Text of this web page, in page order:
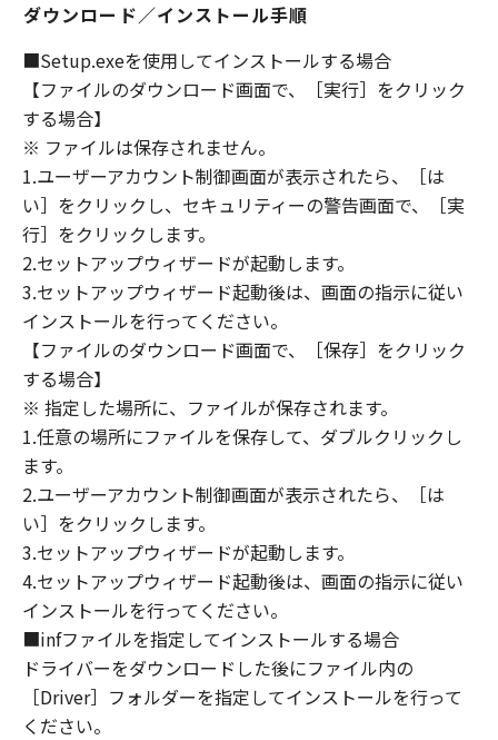
複製物のすべてを廃棄および消去することによ
り、本契約書を終了させることができます。
(3) お客様が本契約書のいずれかの条項に違反
した場合、本契約書は直ちに終了します。
(4) お客様は、上記(3)によって本契約書が終了
した場合、速やかに、「本ソフトウェア」およ
びその複製物のすべてを廃棄または消去するも
のとします。
(5) 上記にかかわらず、本契約書第2条、第4条
から第7条まで、第8条第4項および第10条の規
定は、本契約書の終了後も効力を有します。
９．U.S. GOVERNMENT RESTRICTED RIGHTS
NOTICE
“米国政府エンドユーザー”とは、米国政府の機
関また団体を意味します。もしお客様が米国政
府エンドユーザーである場合、以下の規定が適
用されます：The SOFTWARE is a "commercial
item," as that term is defined at 48 C.F.R.
2.101 (Oct 1995), consisting of "commercial
computer software" and "commercial
computer software documentation," as such
terms are used in 48 C.F.R. 12.212 (Sept 1995).
Consistent with 48 C.F.R. 12.212 and 48 C.F.R.
227.7202-1 through 227.7202-4 (June 1995),
all U.S. Government End Users shall acquire
the SOFTWARE with only those rights set
forth herein. The manufacturer is Canon
ダウンロード／インストール手順
■Setup.exeを使用してインストールする場合
【ファイルのダウンロード画面で、［実行］をクリック
する場合】
※ ファイルは保存されません。
1.ユーザーアカウント制御画面が表示されたら、［は
い］をクリックし、セキュリティーの警告画面で、［実
行］をクリックします。
2.セットアップウィザードが起動します。
3.セットアップウィザード起動後は、画面の指示に従い
インストールを行ってください。
【ファイルのダウンロード画面で、［保存］をクリック
する場合】
※ 指定した場所に、ファイルが保存されます。
1.任意の場所にファイルを保存して、ダブルクリックし
ます。
2.ユーザーアカウント制御画面が表示されたら、［は
い］をクリックします。
3.セットアップウィザードが起動します。
4.セットアップウィザード起動後は、画面の指示に従い
インストールを行ってください。
■infファイルを指定してインストールする場合
ドライバーをダウンロードした後にファイル内の
［Driver］フォルダーを指定してインストールを行って
ください。